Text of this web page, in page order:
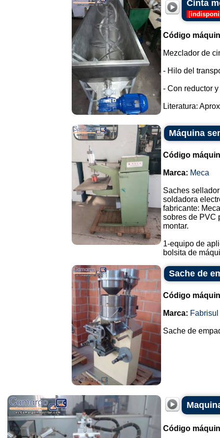
Cinta
[
Código
Mezclador de
- Hilo del
- Con reductor y
Literatura:
Máquina
Código
Marca: Meca
Saches sellador
soldadora
fabricante:
sobres de PVC
montar.
1-equipo de
bolsita de
Sache de
Código
Marca: Fabrisul
Sache de
Código